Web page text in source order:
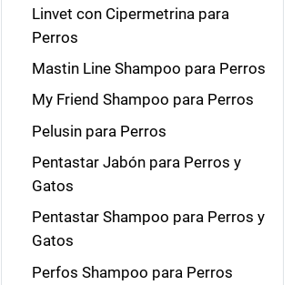
Linvet con Cipermetrina para
Perros
Mastin Line Shampoo para Perros
My Friend Shampoo para Perros
Pelusin para Perros
Pentastar Jabón para Perros y
Gatos
Pentastar Shampoo para Perros y
Gatos
Perfos Shampoo para Perros